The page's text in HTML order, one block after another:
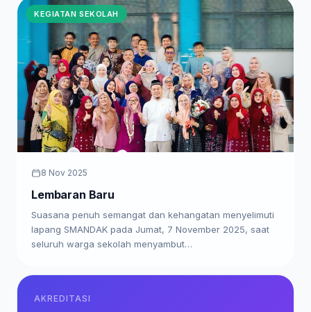
KEGIATAN SEKOLAH
8 Nov 2025
Lembaran Baru
Suasana penuh semangat dan kehangatan menyelimuti
lapang SMANDAK pada Jumat, 7 November 2025, saat
seluruh warga sekolah menyambut…
AKREDITASI